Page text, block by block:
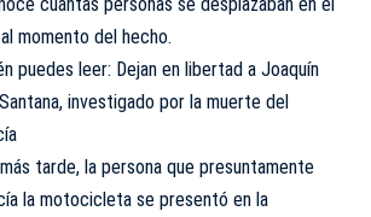
momento del hecho.
puedes leer: Dejan en libertad a Joaquín
investigado por la muerte del
tarde, la persona que presuntamente
la motocicleta se presentó en la